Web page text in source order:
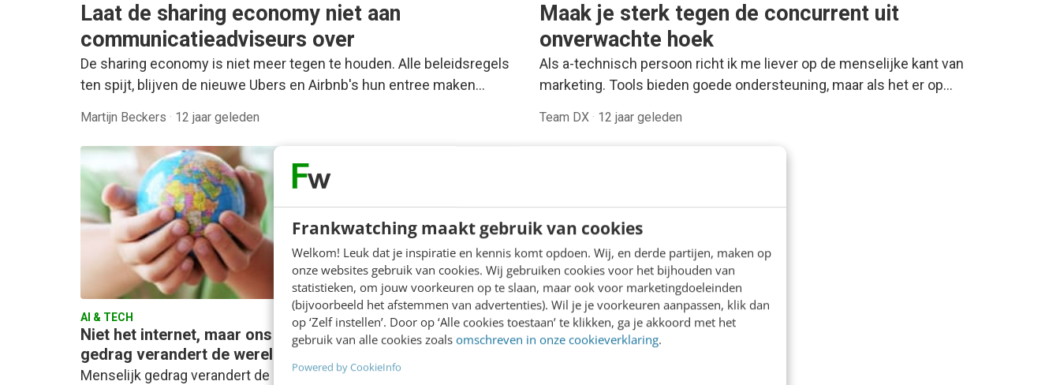
Frankwatching maakt gebruik van cookies
Welkom! Leuk dat je inspiratie en kennis komt opdoen. Wij, en derde partijen, maken op
onze websites gebruik van cookies. Wij gebruiken cookies voor het bijhouden van
statistieken, om jouw voorkeuren op te slaan, maar ook voor marketingdoeleinden
(bijvoorbeeld het afstemmen van advertenties). Wil je je voorkeuren aanpassen, klik dan
op ‘Zelf instellen’. Door op ‘Alle cookies toestaan’ te klikken, ga je akkoord met het
gebruik van alle cookies zoals omschreven in onze cookieverklaring.
Powered by CookieInfo
Laat de sharing economy niet aan
communicatieadviseurs over
De sharing economy is niet meer tegen te houden. Alle beleidsregels
ten spijt, blijven de nieuwe Ubers en Airbnb's hun entree maken…
Martijn Beckers · 12 jaar geleden
Maak je sterk tegen de concurrent uit
onverwachte hoek
Als a-technisch persoon richt ik me liever op de menselijke kant van
marketing. Tools bieden goede ondersteuning, maar als het er op…
Team DX · 12 jaar geleden
AI & TECH
Niet het internet, maar ons
gedrag verandert de wereld
Menselijk gedrag verandert de
ONLINE MASTERCLASS
De nieuwe SEO- &
GEO-spelregels